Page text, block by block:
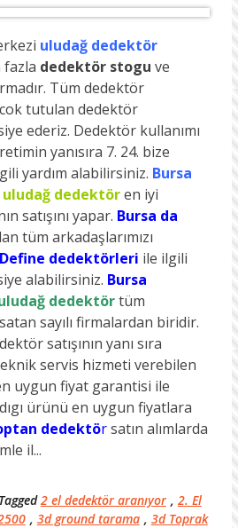
uludağ dedektör
fazla dedektör stogu ve
Tüm dedektör
tutulan dedektör
ederiz. Dedektör kullanımı
yanısıra 7. 24. bize
yardım alabilirsiniz. Bursa
uludağ dedektören iyi
satışını yapar. Bursa da
tüm arkadaşlarımızı
Define dedektörleri ile ilgili
alabilirsiniz. Bursa
dedektörtüm
sayılı firmalardan biridir.
satışının yanı sıra
servis hizmeti verebilen
uygun fiyat garantisi ile
ürünü en uygun fiyatlara
dedektörsatın alımlarda
il...
Tagged2 el dedektör aranıyor , 2. El
, 3d ground tarama , 3d Toprak